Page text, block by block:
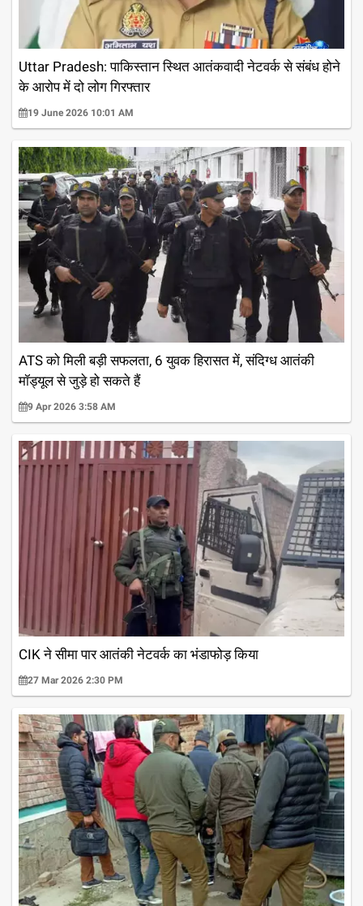
Uttar Pradesh: पाकिस्तान स्थित आतंकवादी नेटवर्क से संबंध होने
के आरोप में दो लोग गिरफ्तार
19 June 2026 10:01 AM
ATS को मिली बड़ी सफलता, 6 युवक हिरासत में, संदिग्ध आतंकी
मॉड्यूल से जुड़े हो सकते हैं
9 Apr 2026 3:58 AM
CIK ने सीमा पार आतंकी नेटवर्क का भंडाफोड़ किया
27 Mar 2026 2:30 PM